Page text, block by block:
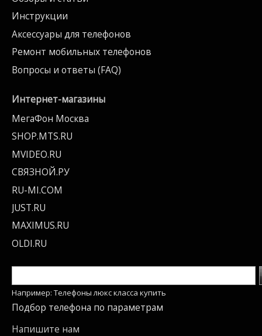
Инструкции
Аксессуары для телефонов
Ремонт мобильных телефонов
Вопросы и ответы (FAQ)
Интернет-магазины
МегаФон Москва
SHOP.MTS.RU
MVIDEO.RU
СВЯЗНОЙ.РУ
RU-MI.COM
JUST.RU
MAXIMUS.RU
OLDI.RU
Например: Телефоны люкс класса купить
Подбор телефона по параметрам
Напишите нам